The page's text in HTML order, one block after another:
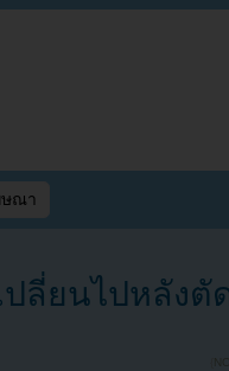
ษณา
ลี่ยนไปหลังตั